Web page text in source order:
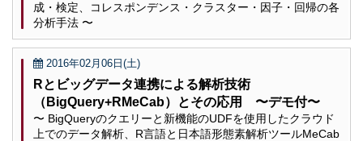
成・検定、コレスポンデンス・クラスター・因子・回帰の各
分析手法 〜
2016年02月06日(土)
Rとビッグデータ連携による解析技術
（BigQuery+RMeCab）とその応用 〜デモ付〜
〜 BigQueryのクエリーと新機能のUDFを使用したクラウド
上でのデータ解析、R言語と日本語形態素解析ツールMeCab